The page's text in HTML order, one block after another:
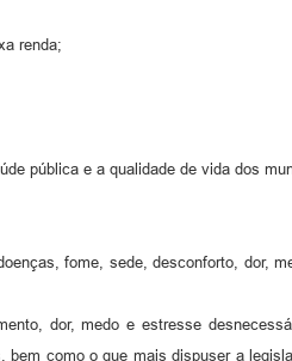
renda;
pública e a qualidade de vida dos
fome, sede, desconforto, dor,
dor, medo e estresse
como o que mais dispuser a